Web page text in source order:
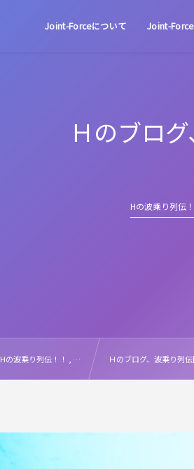
Joint-Forceについて Joint-
Ｈのブロ
Hの波乗り列伝！
Hの波乗り列伝！！ , … Ｈのブログ、波乗り列伝